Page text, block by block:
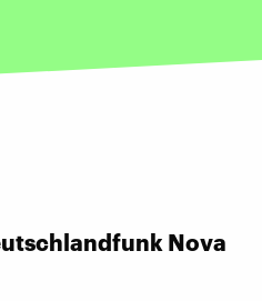
Nova